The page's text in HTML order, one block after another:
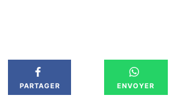
PARTAGER ENVOYER